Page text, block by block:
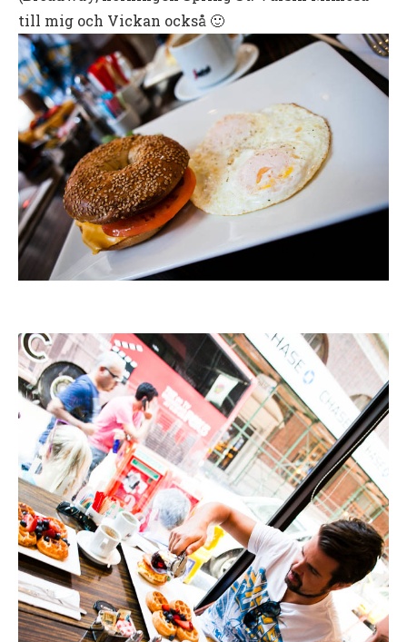
till mig och Vickan också 🙂